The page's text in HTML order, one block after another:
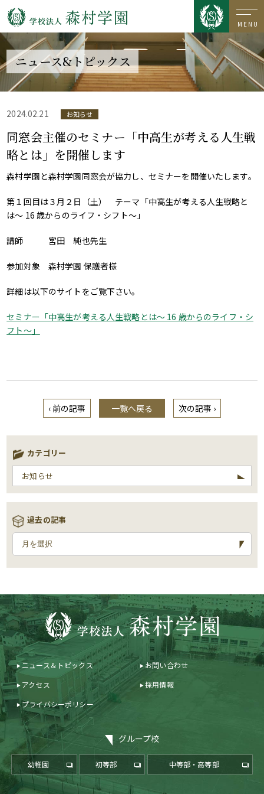
MENU
ニュース&トピックス
2024.02.21 お知らせ
同窓会主催のセミナー「中高生が考える人生戦
略とは」を開催します
森村学園と森村学園同窓会が協力し、セミナーを開催いたします。
第１回目は３月２日（土） テーマ「中高生が考える人生戦略と
は〜 16 歳からのライフ・シフト〜」
講師 宮田 純也先生
参加対象 森村学園 保護者様
詳細は以下のサイトをご覧下さい。
セミナー「中高生が考える人生戦略とは〜 16 歳からのライフ・シ
フト〜」
‹ 前の記事 一覧へ戻る 次の記事 ›
カテゴリー
お知らせ
過去の記事
ニュース＆トピックス
お問い合わせ
アクセス
採用情報
プライバシーポリシー
グループ校
幼稚園 初等部 中等部・高等部